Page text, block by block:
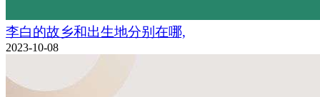
李白的故乡和出生地分别在哪,
2023-10-08